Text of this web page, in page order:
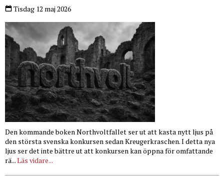
Tisdag 12 maj 2026
Den kommande boken Northvoltfallet ser ut att kasta nytt ljus på
den största svenska konkursen sedan Kreugerkraschen. I detta nya
ljus ser det inte bättre ut att konkursen kan öppna för omfattande
rä...Läs vidare...